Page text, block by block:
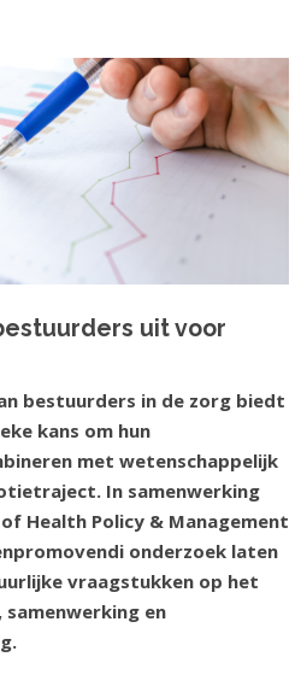
uit voor
bestuurders in de zorg biedt
kans om hun
met wetenschappelijk
In samenwerking
Health Policy & Management
onderzoek laten
vraagstukken op het
samenwerking en